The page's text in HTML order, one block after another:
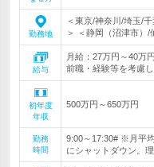
勤務地
＜東京/神奈川/埼玉/
＞ ＜静岡（沼津市）/
給与
月給：27万円～40万
前職・経験等を考慮
初年度
年収
500万円～650万円
勤務
時間
9:00～17:30# ※月平
にシャットダウン。